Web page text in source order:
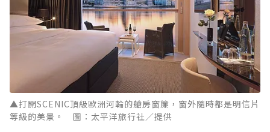
▲打開SCENIC頂級歐洲河輪的艙房窗簾，窗外隨時都是明信片
等級的美景。 圖：太平洋旅行社／提供